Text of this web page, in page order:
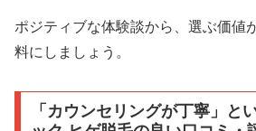
ポジティブな体験談から、選ぶ価値
料にしましょう。
「カウンセリングが丁寧」と